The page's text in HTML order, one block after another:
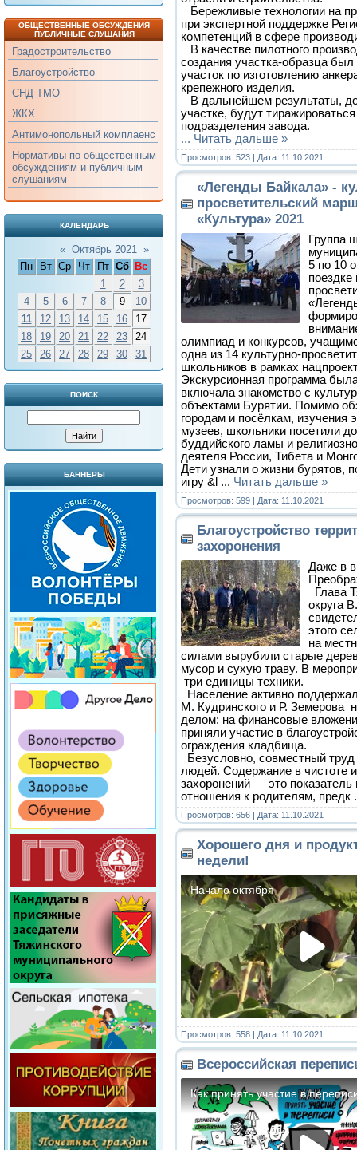
ОБЩЕСТВЕННЫЕ ОБСУЖДЕНИЯ
ПУБЛИЧНЫЕ СЛУШАНИЯ
Градостроительство
Благоустройство
СНД ТМО
ЖКХ
Антимонопольный комплаенс
Нормативы по общественным
обсуждениям и публичным
слушаниям
КАЛЕНДАРЬ
« Октябрь 2021 »
Пн
Вт Ср Чт Пт Сб
Вс
1
2
3
4
5 6 7 8 9
10
11
12 13 14 15 16
17
18
19 20 21 22 23
24
25
26 27 28 29 30 31
ПОИСК
БАННЕРЫ
Бережливые технологии на
при экспертной поддержке
компетенций в сфере
В качестве пилотного
создания участка-образца
участок по изготовлению
крепежного изделия.
В дальнейшем результаты,
участке, будут
подразделения завода.
... Читать дальше »
Просмотров: 523 | Дата: 11.10.2021
«Легенды Байкала» -
просветительский
«Культура» 2021
Группа
5 по 10
поездке
олимпиад и конкурсов,
одна из 14 культурно-
школьников в рамках
Экскурсионная программа
включала знакомство с
объектами Бурятии. Помимо
городам и посёлкам, изучения
музеев, школьники посетили
буддийского ламы и
деятеля России, Тибета и
Дети узнали о жизни бурятов,
игру &l ... Читать дальше »
Просмотров: 599 | Дата: 11.10.2021
Благоустройство
захоронения
Даже в
Глава
округа
этого
на
силами вырубили старые
мусор и сухую траву. В
три единицы техники.
Население активно
М. Кудринского и Р. Земерова
делом: на финансовые
приняли участие в
ограждения кладбища.
Безусловно, совместный
людей. Содержание в чистоте
захоронений — это показатель
отношения к родителям, предк
Просмотров: 656 | Дата: 11.10.2021
Хорошего дня и
недели!
Просмотров: 558 | Дата: 11.10.2021
Всероссийская